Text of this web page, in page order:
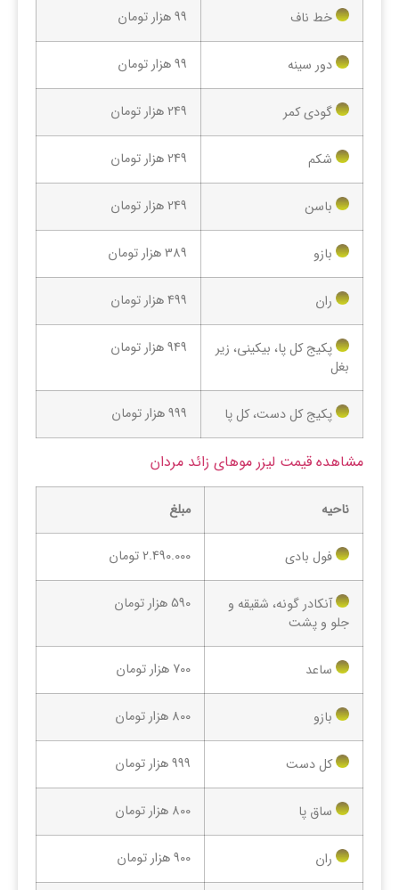
خط ناف 99 هزار تومان
دور سینه 99 هزار تومان
گودی کمر 249 هزار تومان
شکم 249 هزار تومان
باسن 249 هزار تومان
بازو 389 هزار تومان
ران 499 هزار تومان
پکیج کل پا، بیکینی، زیر
بغل
949 هزار تومان
پکیج کل دست، کل پا 999 هزار تومان
مشاهده قیمت لیزر موهای زائد مردان
ناحیه مبلغ
فول بادی 2.490.000 تومان
آنکادر گونه، شقیقه و
جلو و پشت
590 هزار تومان
ساعد 700 هزار تومان
بازو 800 هزار تومان
کل دست 999 هزار تومان
ساق پا 800 هزار تومان
ران 900 هزار تومان